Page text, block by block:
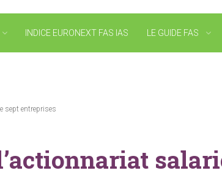
INDICE EURONEXT FAS IAS LE GUIDE FAS
sept entreprises